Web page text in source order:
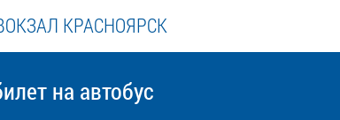
КРАСНОЯРСК
на автобус